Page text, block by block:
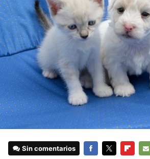
Sin comentarios